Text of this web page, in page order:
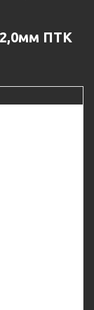
ПТК